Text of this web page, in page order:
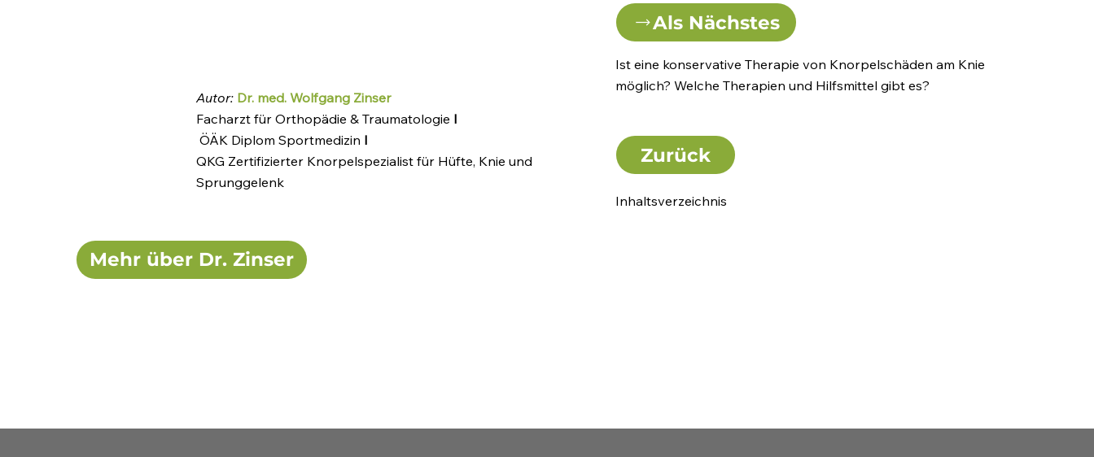
Als Nächstes
Ist eine konservative Therapie von Knorpelschäden am Knie
möglich? Welche Therapien und Hilfsmittel gibt es?
Zurück
Inhaltsverzeichnis
Mehr über Dr. Zinser
Autor: Dr. med. Wolfgang Zinser
Facharzt für Orthopädie & Traumatologie I
ÖÄK Diplom Sportmedizin I
QKG Zertifizierter Knorpelspezialist für Hüfte, Knie und
Sprunggelenk